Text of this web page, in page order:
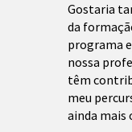
Gostaria
da
programa
nossa
têm
meu
ainda mais